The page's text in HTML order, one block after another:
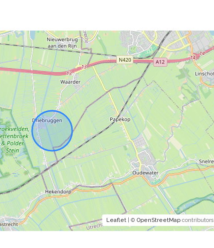
Leaflet| © OpenStreetMapcontributors